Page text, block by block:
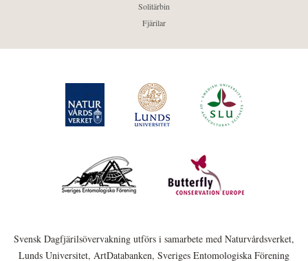
Solitärbin
Fjärilar
Svensk Dagfjärilsövervakning utförs i samarbete med Naturvårdsverket,
Lunds Universitet, ArtDatabanken, Sveriges Entomologiska Förening